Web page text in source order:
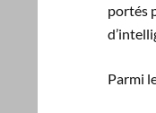
portés
Parmi